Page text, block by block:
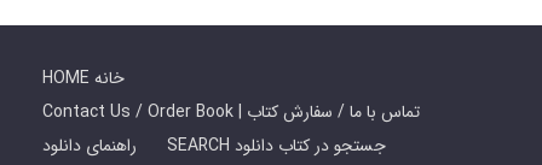
HOME خانه
Contact Us / Order Book | تماس با ما / سفارش کتاب
راهنمای دانلود
SEARCH جستجو در کتاب دانلود